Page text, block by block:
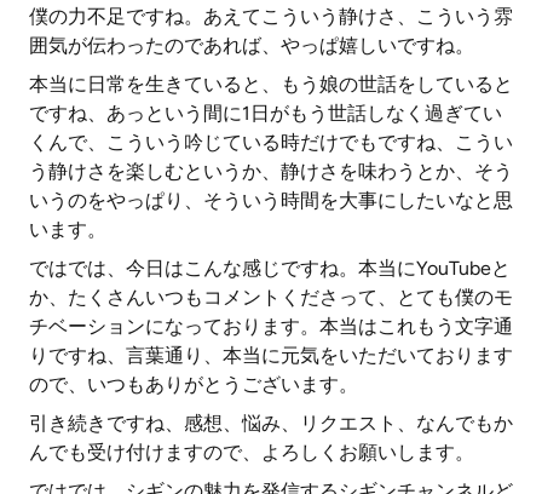
僕の力不足ですね。あえてこういう静けさ、こういう雰
囲気が伝わったのであれば、やっぱ嬉しいですね。
本当に日常を生きていると、もう娘の世話をしていると
ですね、あっという間に1日がもう世話しなく過ぎてい
くんで、こういう吟じている時だけでもですね、こうい
う静けさを楽しむというか、静けさを味わうとか、そう
いうのをやっぱり、そういう時間を大事にしたいなと思
います。
ではでは、今日はこんな感じですね。本当にYouTubeと
か、たくさんいつもコメントくださって、とても僕のモ
チベーションになっております。本当はこれもう文字通
りですね、言葉通り、本当に元気をいただいております
ので、いつもありがとうございます。
引き続きですね、感想、悩み、リクエスト、なんでもか
んでも受け付けますので、よろしくお願いします。